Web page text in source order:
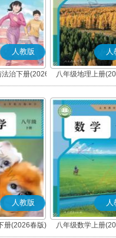
人教版
治下册(2026
编版)
人
八年级地理上册
人教版
册(2026春版)
人
八年级数学上册